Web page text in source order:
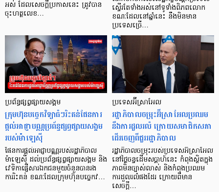
អស់ ដែលសេចក្តីប្រកាសនេះ ត្រូវបាន
ចុះហត្ថលេខ…
ស្ទើរតែទាំងអស់នៅទូទាំងពិភពលោក
ខណៈដែលនៅឆ្នាំនេះ នឹងមិនមាន
ប្រទេសច្រើ…
ប្រព័ន្ធផ្សព្វផ្សាយសង្គម
ក្រុមហ៊ុនបច្ចេកវិទ្យាធំៗរិះគន់ផែនការ
ផ្តល់អាជ្ញាបណ្ណប្រព័ន្ធផ្សព្វផ្សាយសង្គម
របស់ម៉ាឡេស៊ី
ផែនការផ្ដល់អាជ្ញាបណ្ណរបស់រដ្ឋាភិបាល
ម៉ាឡេស៊ី ដល់ប្រព័ន្ធផ្សព្វផ្សាយសង្គម និង
វេទិកាផ្ញើសារឯកជនមួយចំនួនបានរង
ការរិះគន់ ខណៈដែលក្រុមហ៊ុនបច្ចេកវ…
ប្រទេសអ៊ីស្រាអែល
រដ្ឋាភិបាលចម្រុះអ៊ីស្រាអែលប្រឈម
នឹងការដួលរលំ ក្រោយសមាជិកសភា
ដើរចេញពីជួររដ្ឋាភិបាល
រដ្ឋាភិបាលចម្រុះរបស់ប្រទេសអ៊ីស្រាអែល
នៅថ្ងៃចន្ទដើមសប្តាហ៍នេះ កំពុងស្ថិតក្នុង
ភាពមិនច្បាស់លាស់ និងកំពុងប្រឈម
ការដួលរលំផងដែរ ក្រោយពីមាន
សេចក្តី…